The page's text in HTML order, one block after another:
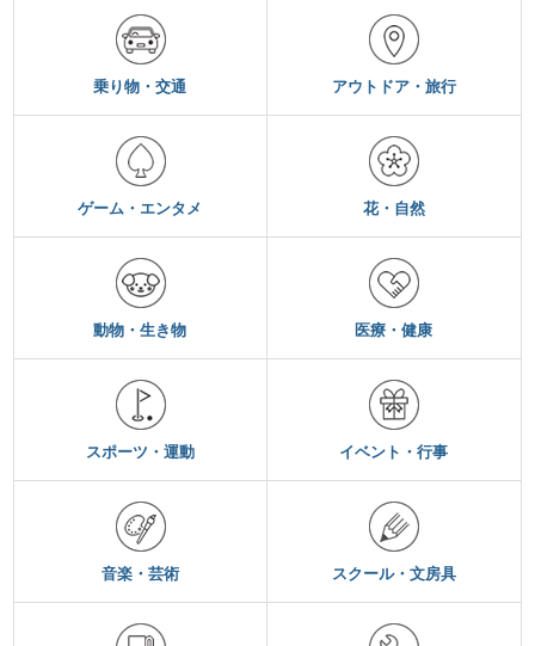
乗り物・交通 アウトドア・旅行
ゲーム・エンタメ 花・自然
動物・生き物 医療・健康
スポーツ・運動 イベント・行事
音楽・芸術 スクール・文房具